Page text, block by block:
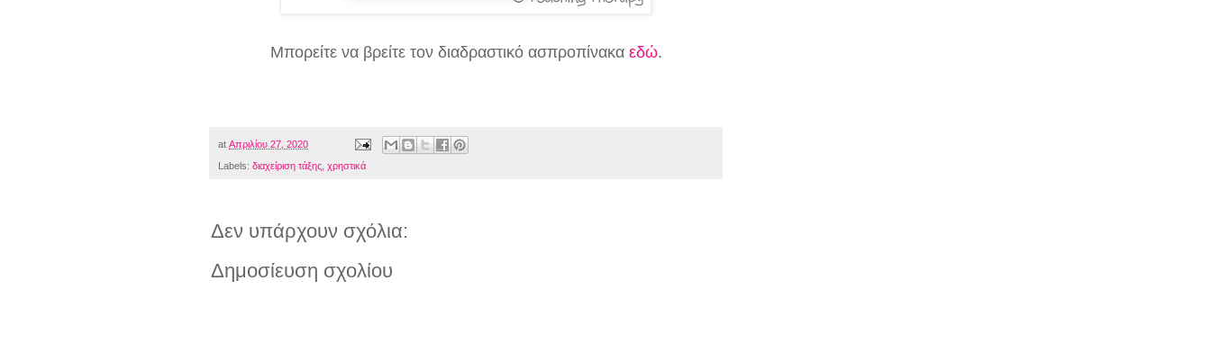
Μπορείτε να βρείτε τον διαδραστικό ασπροπίνακα εδώ.
at Απριλίου 27, 2020
Labels: διαχείριση τάξης χρηστικά
Δεν υπάρχουν σχόλια:
Δημοσίευση σχολίου